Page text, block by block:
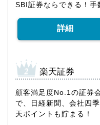
SBI証券ならできる！手
詳細
楽天証券
顧客満足度No.1の証券
で、日経新聞、会社四
天ポイントも貯まる！